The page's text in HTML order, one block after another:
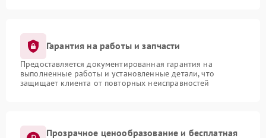
Гарантия на работы и запчасти
Предоставляется документированная гарантия на
выполненные работы и установленные детали, что
защищает клиента от повторных неисправностей
Прозрачное ценообразование и бесплатная